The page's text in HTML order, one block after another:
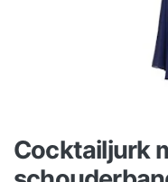
Cocktailjurk